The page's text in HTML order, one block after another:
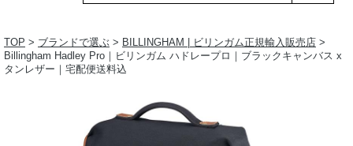
TOP > ブランドで選ぶ > BILLINGHAM | ビリンガム正規輸入販売店 >
Billingham Hadley Pro｜ビリンガム ハドレープロ｜ブラックキャンバス x
タンレザー｜宅配便送料込